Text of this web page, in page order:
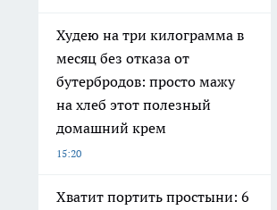
Худею на три килограмма в
месяц без отказа от
бутербродов: просто мажу
на хлеб этот полезный
домашний крем
15:20
Хватит портить простыни: 6